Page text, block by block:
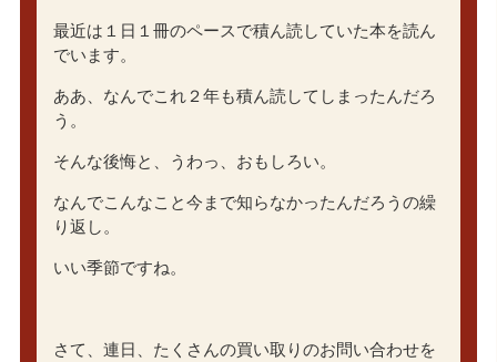
最近は１日１冊のペースで積ん読していた本を読ん
でいます。
ああ、なんでこれ２年も積ん読してしまったんだろ
う。
そんな後悔と、うわっ、おもしろい。
なんでこんなこと今まで知らなかったんだろうの繰
り返し。
いい季節ですね。
さて、連日、たくさんの買い取りのお問い合わせを